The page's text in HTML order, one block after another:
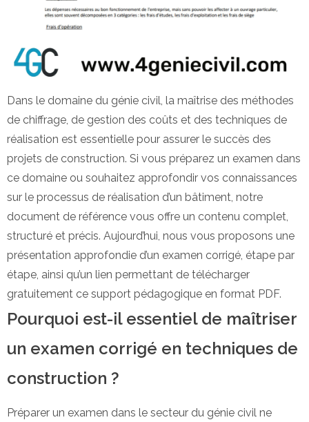
Dans le domaine du génie civil, la maîtrise des méthodes
de chiffrage, de gestion des coûts et des techniques de
réalisation est essentielle pour assurer le succès des
projets de construction. Si vous préparez un examen dans
ce domaine ou souhaitez approfondir vos connaissances
sur le processus de réalisation d’un bâtiment, notre
document de référence vous offre un contenu complet,
structuré et précis. Aujourd’hui, nous vous proposons une
présentation approfondie d’un examen corrigé, étape par
étape, ainsi qu’un lien permettant de télécharger
gratuitement ce support pédagogique en format PDF.
Pourquoi est-il essentiel de maîtriser
un examen corrigé en techniques de
construction ?
Préparer un examen dans le secteur du génie civil ne